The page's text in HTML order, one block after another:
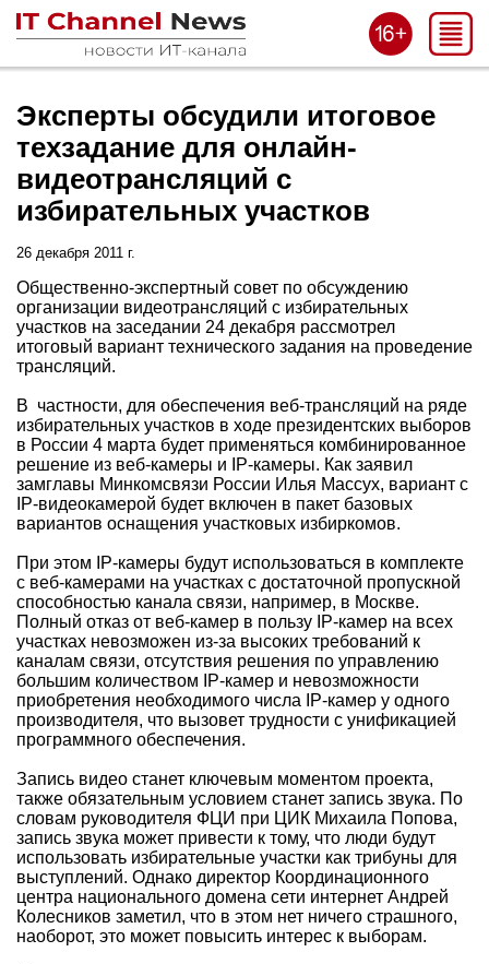
Эксперты обсудили итоговое
техзадание для онлайн-
видеотрансляций с
избирательных участков
26 декабря 2011 г.
Общественно-экспертный совет по обсуждению
организации видеотрансляций с избирательных
участков на заседании 24 декабря рассмотрел
итоговый вариант технического задания на проведение
трансляций.
В частности, для обеспечения веб-трансляций на ряде
избирательных участков в ходе президентских выборов
в России 4 марта будет применяться комбинированное
решение из веб-камеры и IP-камеры. Как заявил
замглавы Минкомсвязи России Илья Массух, вариант с
IP-видеокамерой будет включен в пакет базовых
вариантов оснащения участковых избиркомов.
При этом IP-камеры будут использоваться в комплекте
с веб-камерами на участках с достаточной пропускной
способностью канала связи, например, в Москве.
Полный отказ от веб-камер в пользу IP-камер на всех
участках невозможен из-за высоких требований к
каналам связи, отсутствия решения по управлению
большим количеством IP-камер и невозможности
приобретения необходимого числа IP-камер у одного
производителя, что вызовет трудности с унификацией
программного обеспечения.
Запись видео станет ключевым моментом проекта,
также обязательным условием станет запись звука. По
словам руководителя ФЦИ при ЦИК Михаила Попова,
запись звука может привести к тому, что люди будут
использовать избирательные участки как трибуны для
выступлений. Однако директор Координационного
центра национального домена сети интернет Андрей
Колесников заметил, что в этом нет ничего страшного,
наоборот, это может повысить интерес к выборам.